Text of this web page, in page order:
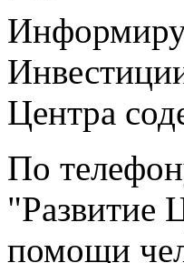
Центра
По
"Развитие
помощи